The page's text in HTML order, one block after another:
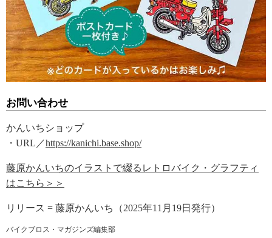
お問い合わせ
かんいちショップ
・URL／https://kanichi.base.shop/
藤原かんいちのイラストで綴るレトロバイク・グラフティ
はこちら＞＞
リリース = 藤原かんいち（2025年11月19日発行）
バイクブロス・マガジンズ編集部